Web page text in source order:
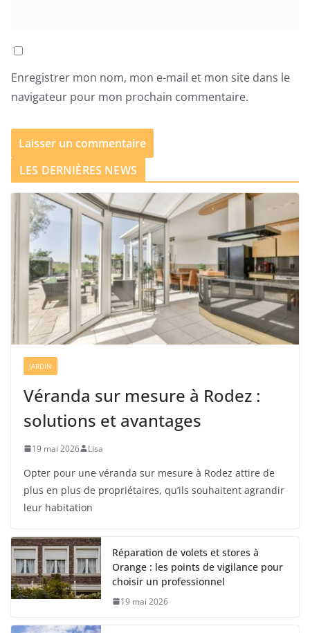
Enregistrer mon nom, mon e-mail et mon site dans le
navigateur pour mon prochain commentaire.
LES DERNIÈRES NEWS
JARDIN
Véranda sur mesure à Rodez :
solutions et avantages
19 mai 2026 Lisa
Opter pour une véranda sur mesure à Rodez attire de
plus en plus de propriétaires, qu’ils souhaitent agrandir
leur habitation
Réparation de volets et stores à
Orange : les points de vigilance pour
choisir un professionnel
19 mai 2026